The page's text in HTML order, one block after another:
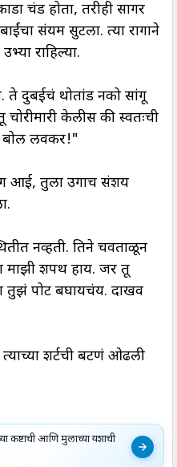
प्रचंड होता, तरीही सागर
संयम सुटला. त्या रागाने
राहिल्या.
दुबईचं थोतांड नको सांगू
केलीस की स्वतःची
बोल लवकर!"
ग आई, तुला उगाच संशय
नव्हती. तिने चवताळून
माझी शपथ हाय. जर तू
तुझं पोट बघायचंय. दाखव
शर्टची बटणं ओढली
कष्टाची आणि मुलाच्या यशाची